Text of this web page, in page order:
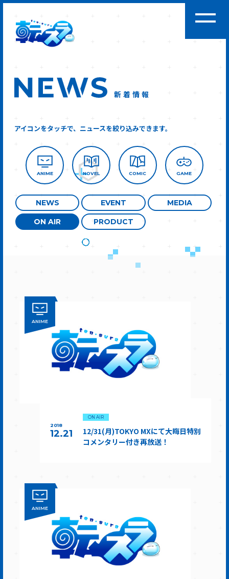
新着情報
アイコンをタッチで、ニュースを絞り込みできます。
ANIME NOVEL COMIC GAME
NEWS EVENT MEDIA
ON AIR PRODUCT
ANIME
2018
12.21
ON AIR
12/31(月)TOKYO MXにて大晦日特別
コメンタリー付き再放送！
ANIME